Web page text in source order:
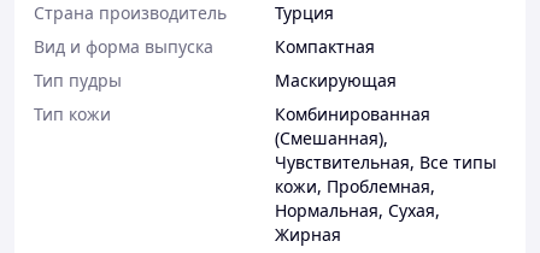
Страна производитель
Турция
Вид и форма выпуска
Компактная
Тип пудры
Маскирующая
Тип кожи
Комбинированная
(Смешанная),
Чувствительная, Все типы
кожи, Проблемная,
Нормальная, Сухая,
Жирная